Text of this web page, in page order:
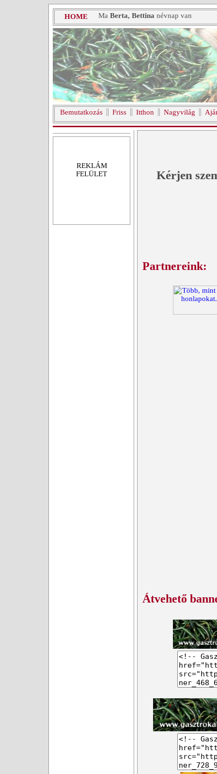
HOME Ma Berta, Bettina névnap van
Bemutatkozás Friss Itthon Nagyvilág
REKLÁM
FELÜLET
Kérjen
Partnereink:
Átvehető